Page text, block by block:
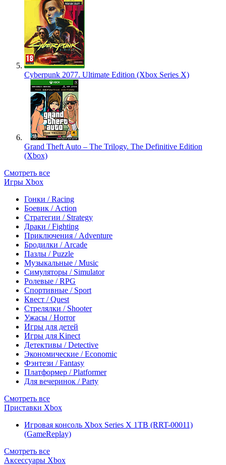
Cyberpunk 2077. Ultimate Edition (Xbox Series X)
Grand Theft Auto – The Trilogy. The Definitive Edition
(Xbox)
Смотреть все
Игры Xbox
Гонки / Racing
Боевик / Action
Стратегии / Strategy
Драки / Fighting
Приключения / Adventure
Бродилки / Arcade
Пазлы / Puzzle
Музыкальные / Music
Симуляторы / Simulator
Ролевые / RPG
Спортивные / Sport
Квест / Quest
Стрелялки / Shooter
Ужасы / Horror
Игры для детей
Игры для Kinect
Детективы / Detective
Экономические / Economic
Фэнтези / Fantasy
Платформер / Platformer
Для вечеринок / Party
Смотреть все
Приставки Xbox
Игровая консоль Xbox Series X 1TB (RRT-00011)
(GameReplay)
Смотреть все
Аксессуары Xbox